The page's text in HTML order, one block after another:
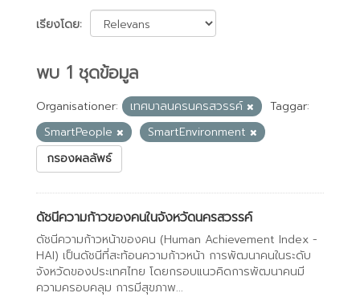
เรียงโดย
พบ 1 ชุดข้อมูล
Organisationer: เทศบาลนครนครสวรรค์
Taggar:
SmartPeople
SmartEnvironment
กรองผลลัพธ์
ดัชนีความก้าวของคนในจังหวัดนครสวรรค์
ดัชนีความก้าวหน้าของคน (Human Achievement Index -
HAI) เป็นดัชนีที่สะท้อนความก้าวหน้า การพัฒนาคนในระดับ
จังหวัดของประเทศไทย โดยกรอบแนวคิดการพัฒนาคนมี
ความครอบคลุม การมีสุขภาพ...